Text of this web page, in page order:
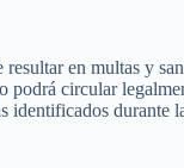
en multas y
podrá circular
identificados durante